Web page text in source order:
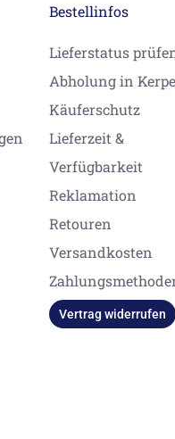
Bestellinfos
Lieferstatus
Abholung in
Käuferschutz
Lieferzeit &
Verfügbarkeit
Reklamation
Retouren
Versandkosten
Vertrag widerrufen